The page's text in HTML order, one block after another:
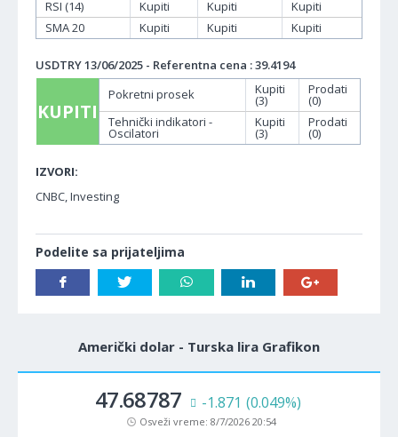
RSI (14)
Kupiti Kupiti
Kupiti
SMA 20
Kupiti Kupiti Kupiti
USDTRY 13/06/2025 - Referentna cena : 39.4194
KUPITI
Pokretni prosek Kupiti
(3)
Prodati
(0)
Tehnički indikatori -
Oscilatori
Kupiti
(3)
Prodati
(0)
IZVORI:
CNBC, Investing
Podelite sa prijateljima
Američki dolar - Turska lira Grafikon
47.68787 -1.871 (0.049%)
Osveži vreme: 8/7/2026 20:54